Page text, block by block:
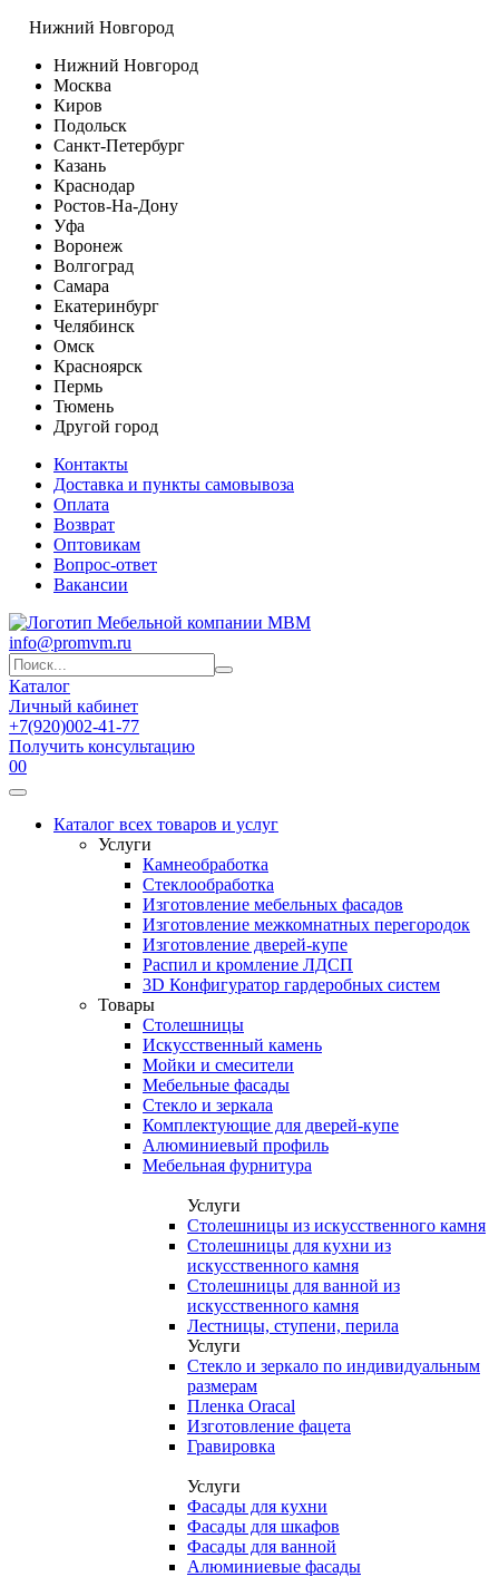
Нижний Новгород
Нижний Новгород
Москва
Киров
Подольск
Санкт-Петербург
Казань
Краснодар
Ростов-На-Дону
Уфа
Воронеж
Волгоград
Самара
Екатеринбург
Челябинск
Омск
Красноярск
Пермь
Тюмень
Другой город
Контакты
Доставка и пункты самовывоза
Оплата
Возврат
Оптовикам
Вопрос-ответ
Вакансии
info@promvm.ru
Каталог
Личный кабинет
+7(920)002-41-77
Получить консультацию
00
Каталог всех товаров и услуг
Услуги
Камнеобработка
Стеклообработка
Изготовление мебельных фасадов
Изготовление межкомнатных перегородок
Изготовление дверей-купе
Распил и кромление ЛДСП
3D Конфигуратор гардеробных систем
Товары
Столешницы
Искусственный камень
Мойки и смесители
Мебельные фасады
Стекло и зеркала
Комплектующие для дверей-купе
Алюминиевый профиль
Мебельная фурнитура
Услуги
Столешницы из искусственного камня
Столешницы для кухни из
искусственного камня
Столешницы для ванной из
искусственного камня
Лестницы, ступени, перила
Услуги
Стекло и зеркало по индивидуальным
размерам
Пленка Oracal
Изготовление фацета
Гравировка
Услуги
Фасады для кухни
Фасады для шкафов
Фасады для ванной
Алюминиевые фасады